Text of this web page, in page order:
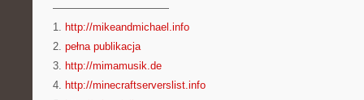
———————————
1. http://mikeandmichael.info
2. pełna publikacja
3. http://mimamusik.de
4. http://minecraftserverslist.info